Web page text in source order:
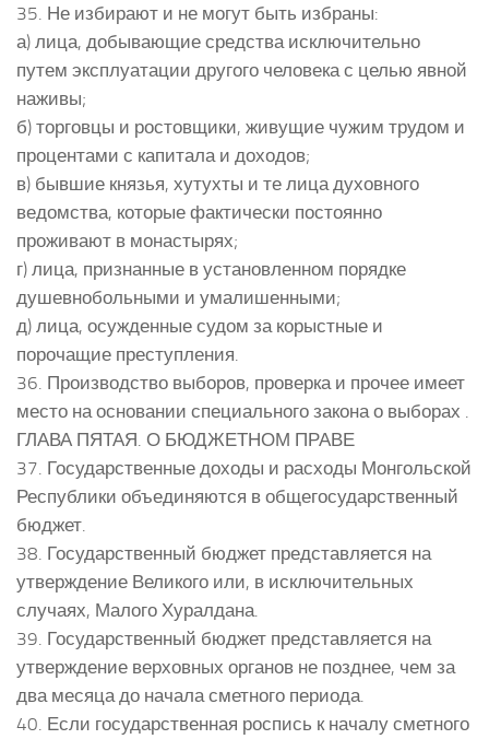
35. Не избирают и не могут быть избраны:
а) лица, добывающие средства исключительно
путем эксплуатации другого человека с целью явной
наживы;
б) торговцы и ростовщики, живущие чужим трудом и
процентами с капитала и доходов;
в) бывшие князья, хутухты и те лица духовного
ведомства, которые фактически постоянно
проживают в монастырях;
г) лица, признанные в установленном порядке
душевнобольными и умалишенными;
д) лица, осужденные судом за корыстные и
порочащие преступления.
36. Производство выборов, проверка и прочее имеет
место на основании специального закона о выборах .
ГЛАВА ПЯТАЯ. О БЮДЖЕТНОМ ПРАВЕ
37. Государственные доходы и расходы Монгольской
Республики объединяются в общегосударственный
бюджет.
38. Государственный бюджет представляется на
утверждение Великого или, в исключительных
случаях, Малого Хуралдана.
39. Государственный бюджет представляется на
утверждение верховных органов не позднее, чем за
два месяца до начала сметного периода.
40. Если государственная роспись к началу сметного